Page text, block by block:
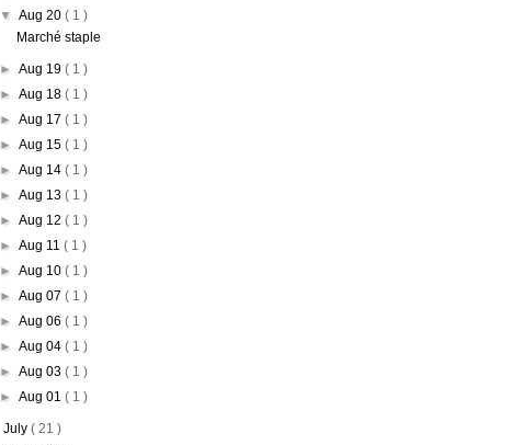
▼Aug 20( 1 )
Marché staple
►Aug 19( 1 )
►Aug 18( 1 )
►Aug 17( 1 )
►Aug 15( 1 )
►Aug 14( 1 )
►Aug 13( 1 )
►Aug 12( 1 )
►Aug 11( 1 )
►Aug 10( 1 )
►Aug 07( 1 )
►Aug 06( 1 )
►Aug 04( 1 )
►Aug 03( 1 )
►Aug 01( 1 )
July ( 21 )